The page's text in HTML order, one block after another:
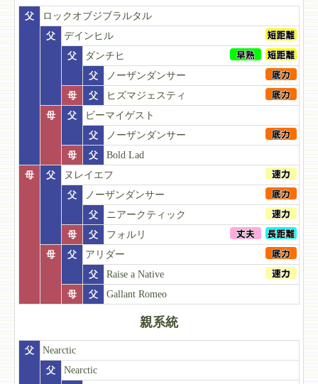
父
ロックオブジブラルタル
父
デインヒル
父
ダンチヒ
父
ノーザンダンサー
母
父
ヒズマジェスティ
母
父
ビーマイゲスト
父
ノーザンダンサー
母
父
Bold Lad
母
父
ヌレイエフ
父
ノーザンダンサー
父
ニアークティック
母
父
フォルリ
母
父
アリダー
父
Raise a Native
母
父 Gallant Romeo
親系統
父
Nearctic
父
Nearctic